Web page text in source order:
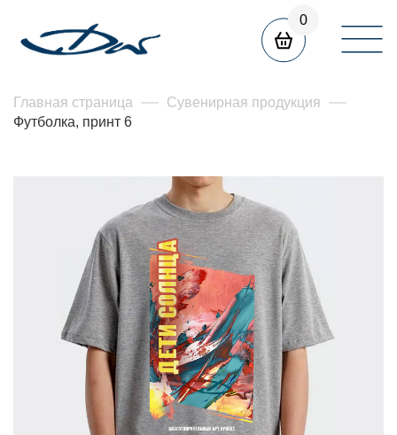
0
Главная страница
Сувенирная продукция
Футболка, принт 6